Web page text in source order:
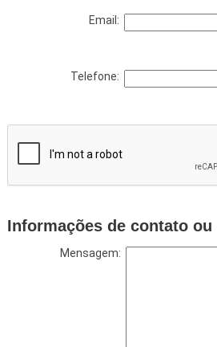
Email:
Telefone:
Informações de contato ou
Mensagem: